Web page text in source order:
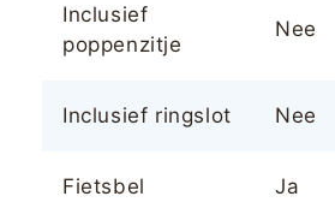
Inclusief
poppenzitje
Nee
Inclusief ringslot Nee
Fietsbel Ja